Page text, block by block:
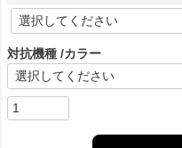
対抗機種 カラー